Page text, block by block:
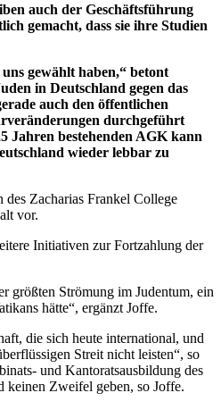
auch der Geschäftsführung
gemacht, dass sie ihre Studien
gewählt haben,“ betont
in Deutschland gegen das
auch den öffentlichen
durchgeführt
Jahren bestehenden AGK kann
wieder lebbar zu
Zacharias Frankel College
vor.
Initiativen zur Fortzahlung der
größten Strömung im Judentum, ein
hätte“, ergänzt Joffe.
die sich heute international, und
Streit nicht leisten“, so
und Kantoratsausbildung des
keinen Zweifel geben, so Joffe.